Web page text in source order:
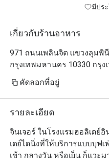
มีปร
เกี่ยวกับร้านอาหาร
971 ถนนเพลินจิต แขวงลุมพิ
กรุงเทพมหานคร 10330 กรุง
คัดลอกที่อยู่
รายละเอียด
จินเจอร์ ในโรงแรมฮอลิเดย์
เดย์ไดนิ่งที่ให้บริการแบบบุฟ
เช้า กลางวัน หรือเย็น ก็แวะ